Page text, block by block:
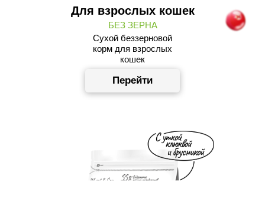
Для взрослых кошек
Сухой беззерновой
корм для взрослых
кошек
БЕЗ ЗЕРНА
Перейти